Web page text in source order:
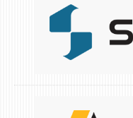
СТУДИИ
I ЦИКЛУС -
III ЦИКЛУС -